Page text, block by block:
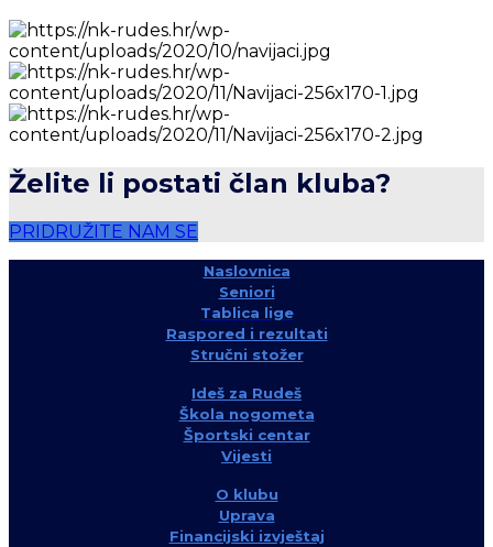
Želite li postati član kluba?
PRIDRUŽITE NAM SE
Naslovnica
Seniori
Tablica lige
Raspored i rezultati
Stručni stožer
Ideš za Rudeš
Škola nogometa
Športski centar
Vijesti
O klubu
Uprava
Financijski izvještaj